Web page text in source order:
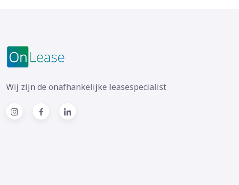
Wij zijn de onafhankelijke leasespecialist